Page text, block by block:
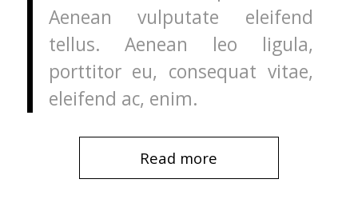
Aenean vulputate eleifend
tellus. Aenean leo ligula,
porttitor eu, consequat vitae,
eleifend ac, enim.
Read more